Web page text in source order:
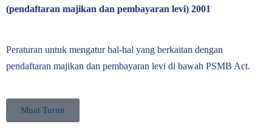
(pendaftaran majikan dan pembayaran levi) 2001
Peraturan untuk mengatur hal-hal yang berkaitan dengan
pendaftaran majikan dan pembayaran levi di bawah PSMB Act.
Muat Turun